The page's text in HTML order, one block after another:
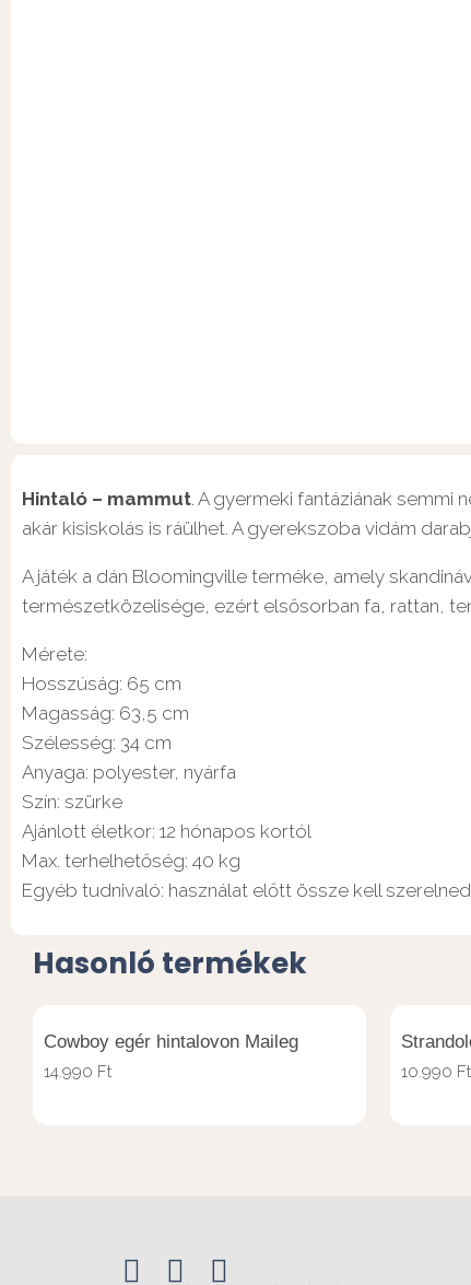
Hintaló – mammut. A gyermeki fantáziának semmi
akár kisiskolás is ráülhet. A gyerekszoba vidám
A játék a dán Bloomingville terméke, amely
természetközelisége, ezért elsősorban fa, rattan,
Mérete:
Hosszúság: 65 cm
Magasság: 63,5 cm
Szélesség: 34 cm
Anyaga: polyester, nyárfa
Szín: szürke
Ajánlott életkor: 12 hónapos kortól
Max. terhelhetőség: 40 kg
Egyéb tudnivaló: használat előtt össze kell szerelned
Hasonló termékek
Cowboy egér hintalovon Maileg
14.990 Ft 10.990 Ft